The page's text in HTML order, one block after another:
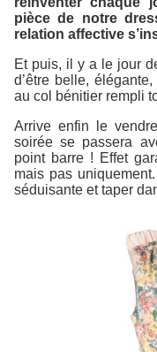
pièce de notre
relation affective
Et puis, il y a le jour
d’être belle,
au col bénitier rempli
Arrive enfin le
soirée se passera
point barre ! Effet
mais pas
séduisante et taper